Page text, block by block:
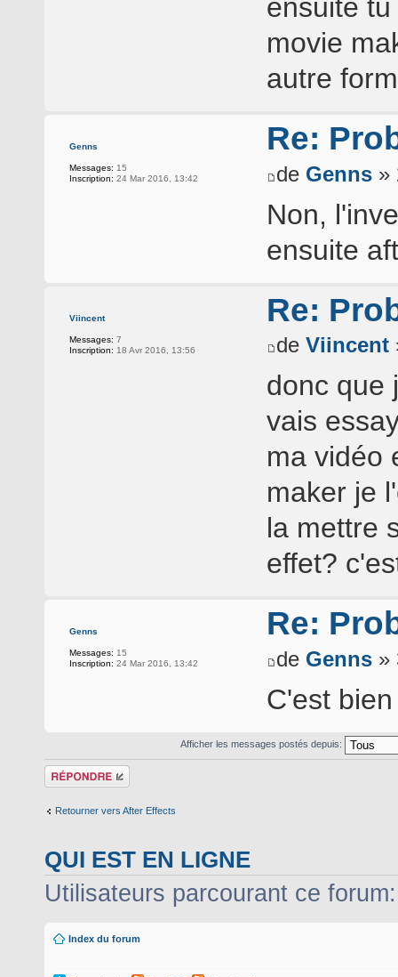
ensuite
movie
autre
Genns
Messages: 15
Inscription: 24 Mar 2016, 13:42
Re:
de Genns »
Non,
ensuite
Viincent
Messages: 7
Inscription: 18 Avr 2016, 13:56
Re:
de Viincent
donc que
vais
ma vidéo
maker je
la mettre
effet?
Genns
Messages: 15
Inscription: 24 Mar 2016, 13:42
Re:
de Genns »
C'est
Afficher les messages postés depuis:
Répondre
Retourner vers After Effects
QUI EST EN LIGNE
Utilisateurs parcourant ce
Index du forum